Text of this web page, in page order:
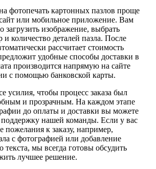
фотопечать картонных пазлов проще
или мобильное приложение. Вам
загрузить изображение, выбрать
количество деталей пазла. После
рассчитает стоимость
удобные способы доставки в
производится напрямую на сайте
с помощью банковской карты.
усилия, чтобы процесс заказа был
и прозрачным. На каждом этапе
до оплаты и доставки вы можете
поддержку нашей команды. Если у вас
пожелания к заказу, например,
с фотографией или добавление
текста, мы всегда готовы обсудить
лучшее решение.